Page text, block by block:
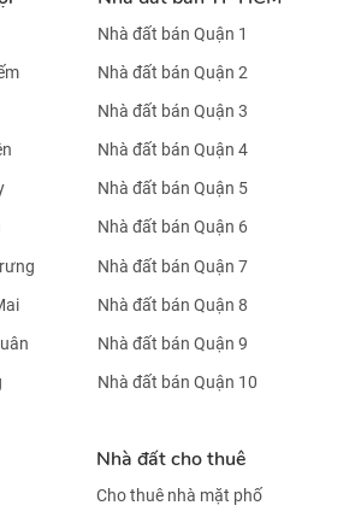
Nhà đất bán Quận 1
Nhà đất bán Quận 2
Nhà đất bán Quận 3
Nhà đất bán Quận 4
Nhà đất bán Quận 5
Nhà đất bán Quận 6
Nhà đất bán Quận 7
Nhà đất bán Quận 8
Nhà đất bán Quận 9
Nhà đất bán Quận 10
Nhà đất cho thuê
Cho thuê nhà mặt phố